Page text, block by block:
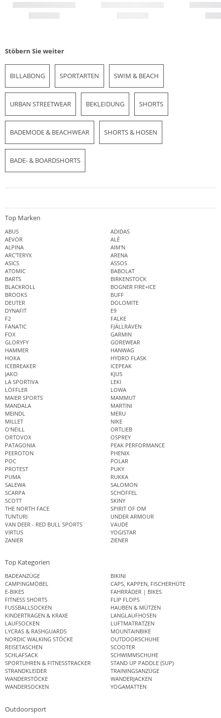
Stöbern Sie weiter
BILLABONG SPORTARTEN SWIM & BEACH
URBAN STREETWEAR BEKLEIDUNG SHORTS
BADEMODE & BEACHWEAR SHORTS & HOSEN
BADE- & BOARDSHORTS
Top Marken
ABUS
ADIDAS
AEVOR
ALÉ
ALPINA
AIM'N
ARC'TERYX
ARENA
ASICS
ASSOS
ATOMIC
BABOLAT
BARTS
BIRKENSTOCK
BLACKROLL
BOGNER FIRE+ICE
BROOKS
BUFF
DEUTER
DOLOMITE
DYNAFIT
E9
F2
FALKE
FANATIC
FJÄLLRÄVEN
FOX
GARMIN
GLORYFY
GOREWEAR
HAMMER
HANWAG
HOKA
HYDRO FLASK
ICEBREAKER
ICEPEAK
JAKO
KJUS
LA SPORTIVA
LEKI
LÖFFLER
LOWA
MAIER SPORTS
MAMMUT
MANDALA
MARTINI
MEINDL
MERU
MILLET
NIKE
O'NEILL
ORTLIEB
ORTOVOX
OSPREY
PATAGONIA
PEAK PERFORMANCE
PEEROTON
PHENIX
POC
POLAR
PROTEST
PUKY
PUMA
RUKKA
SALEWA
SALOMON
SCARPA
SCHÖFFEL
SCOTT
SKINY
THE NORTH FACE
SPIRIT OF OM
TUNTURI
UNDER ARMOUR
VAN DEER - RED BULL SPORTS
VAUDE
VIRTUS
YOGISTAR
ZANIER
ZIENER
Top Kategorien
BADEANZÜGE
BIKINI
CAMPINGMÖBEL
CAPS, KAPPEN, FISCHERHÜTE
E-BIKES
FAHRRÄDER | BIKES
FITNESS SHORTS
FLIP FLOPS
FUSSBALLSOCKEN
HAUBEN & MÜTZEN
KINDERTRAGEN & KRAXE
LANGLAUFHOSEN
LAUFSOCKEN
LUFTMATRATZEN
LYCRAS & RASHGUARDS
MOUNTAINBIKE
NORDIC WALKING STÖCKE
OUTDOORSCHUHE
REISETASCHEN
SCOOTER
SCHLAFSACK
SCHWIMMSCHUHE
SPORTUHREN & FITNESSTRACKER
STAND UP PADDLE (SUP)
STRANDKLEIDER
TRAININGSANZÜGE
WANDERSTÖCKE
WANDERJACKEN
WANDERSOCKEN
YOGAMATTEN
Outdoorsport